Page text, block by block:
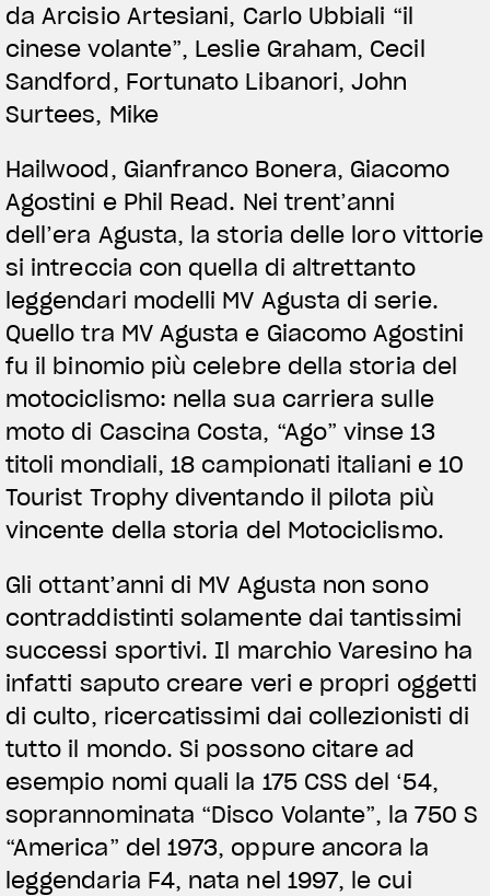
da Arcisio Artesiani, Carlo Ubbiali “il
cinese volante”, Leslie Graham, Cecil
Sandford, Fortunato Libanori, John
Surtees, Mike
Hailwood, Gianfranco Bonera, Giacomo
Agostini e Phil Read. Nei trent’anni
dell’era Agusta, la storia delle loro vittorie
si intreccia con quella di altrettanto
leggendari modelli MV Agusta di serie.
Quello tra MV Agusta e Giacomo Agostini
fu il binomio più celebre della storia del
motociclismo: nella sua carriera sulle
moto di Cascina Costa, “Ago” vinse 13
titoli mondiali, 18 campionati italiani e 10
Tourist Trophy diventando il pilota più
vincente della storia del Motociclismo.
Gli ottant’anni di MV Agusta non sono
contraddistinti solamente dai tantissimi
successi sportivi. Il marchio Varesino ha
infatti saputo creare veri e propri oggetti
di culto, ricercatissimi dai collezionisti di
tutto il mondo. Si possono citare ad
esempio nomi quali la 175 CSS del ‘54,
soprannominata “Disco Volante”, la 750 S
“America” del 1973, oppure ancora la
leggendaria F4, nata nel 1997, le cui